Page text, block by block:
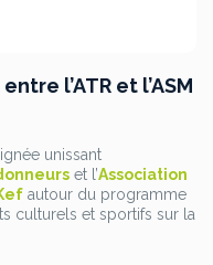
l’ATR et l’ASM
unissant
et l’Association
autour du programme
culturels et sportifs sur la